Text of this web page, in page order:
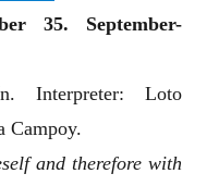
r 35. September-
Interpreter: Loto
Campoy.
and therefore with